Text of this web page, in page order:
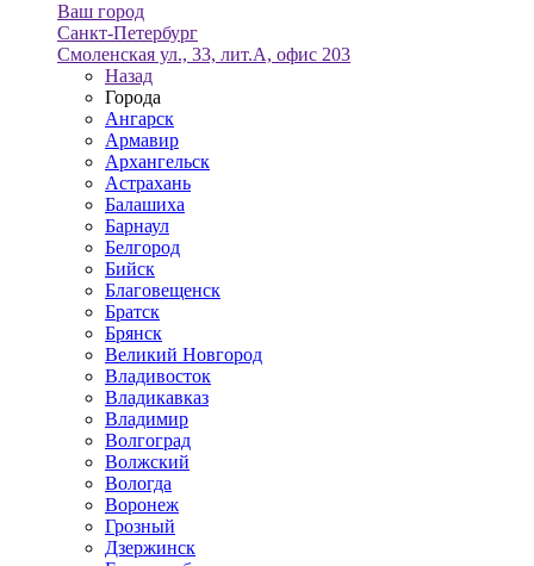
Ваш город
Санкт-Петербург
Смоленская ул., 33, лит.А, офис 203
Назад
Города
Ангарск
Армавир
Архангельск
Астрахань
Балашиха
Барнаул
Белгород
Бийск
Благовещенск
Братск
Брянск
Великий Новгород
Владивосток
Владикавказ
Владимир
Волгоград
Волжский
Вологда
Воронеж
Грозный
Дзержинск